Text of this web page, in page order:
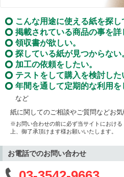
こんな用途に使える紙を探し
掲載されている商品の事を詳
領収書が欲しい。
探している紙が見つからない
加工の依頼をしたい。
テストをして購入を検討した
年間を通して定期的な利用を
など
紙に関してのご相談やご質問などお気
※お問い合わせの前に必ず当サイトにおける
上、御了承頂けます様お願いいたします。
お電話でのお問い合わせ